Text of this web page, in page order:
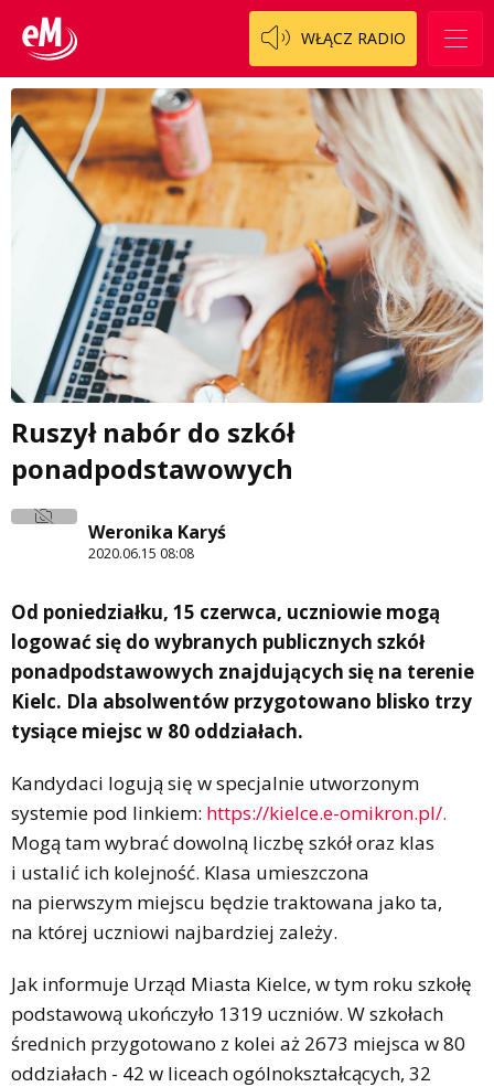
WŁĄCZ RADIO
Ruszył nabór do szkół
ponadpodstawowych
Weronika Karyś
2020.06.15 08:08
Od poniedziałku, 15 czerwca, uczniowie mogą
logować się do wybranych publicznych szkół
ponadpodstawowych znajdujących się na terenie
Kielc. Dla absolwentów przygotowano blisko trzy
tysiące miejsc w 80 oddziałach.
Kandydaci logują się w specjalnie utworzonym
systemie pod linkiem: https://kielce.e-omikron.pl/.
Mogą tam wybrać dowolną liczbę szkół oraz klas
i ustalić ich kolejność. Klasa umieszczona
na pierwszym miejscu będzie traktowana jako ta,
na której uczniowi najbardziej zależy.
Jak informuje Urząd Miasta Kielce, w tym roku szkołę
podstawową ukończyło 1319 uczniów. W szkołach
średnich przygotowano z kolei aż 2673 miejsca w 80
oddziałach - 42 w liceach ogólnokształcących, 32